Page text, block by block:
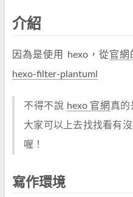
介紹
因為是使用 hexo，從官網
hexo-filter-plantuml
不得不說 hexo 官網 真的
大家可以上去找找看有
喔！
寫作環境